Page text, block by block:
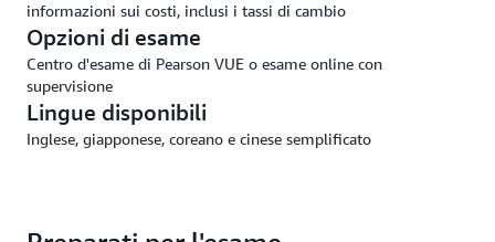
informazioni sui costi, inclusi i tassi di cambio
Opzioni di esame
Centro d'esame di Pearson VUE o esame online con
supervisione
Lingue disponibili
Inglese, giapponese, coreano e cinese semplificato